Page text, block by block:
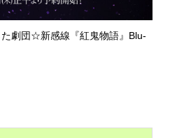
劇団☆新感線『紅鬼物語』Blu-